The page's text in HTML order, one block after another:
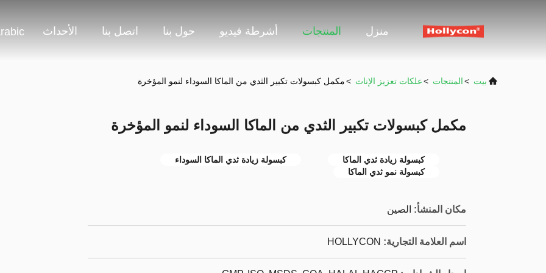
منزل المنتجات أشرطة فيديو حول بنا اتصل بنا الأحداث
بيت >المنتجات >علكات تعزيز الإناث >مكمل كبسولات تكبير الثدي من الماكا السوداء لنمو المؤخرة
مكمل كبسولات تكبير الثدي من الماكا السوداء لنمو المؤخرة
كبسولة زيادة ثدي الماكا
كبسولة زيادة ثدي الماكا السوداء
كبسولة نمو ثدي الماكا
مكان المنشأ: الصين
اسم العلامة التجارية: HOLLYCON